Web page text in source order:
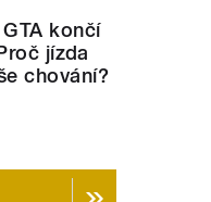
končí
jízda
chování?